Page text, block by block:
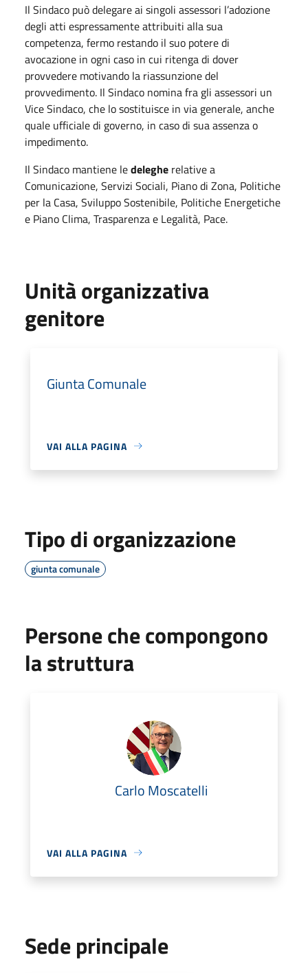
Il Sindaco può delegare ai singoli assessori l’adozione
degli atti espressamente attribuiti alla sua
competenza, fermo restando il suo potere di
avocazione in ogni caso in cui ritenga di dover
provvedere motivando la riassunzione del
provvedimento. Il Sindaco nomina fra gli assessori un
Vice Sindaco, che lo sostituisce in via generale, anche
quale ufficiale di governo, in caso di sua assenza o
impedimento.
Il Sindaco mantiene ledeleghe relative a
Comunicazione, Servizi Sociali, Piano di Zona, Politiche
per la Casa, Sviluppo Sostenibile, Politiche Energetiche
e Piano Clima, Trasparenza e Legalità, Pace.
Unità organizzativa
genitore
Giunta Comunale
VAI ALLA PAGINA
Tipo di organizzazione
giunta comunale
Persone che compongono
la struttura
Carlo Moscatelli
VAI ALLA PAGINA
Sede principale